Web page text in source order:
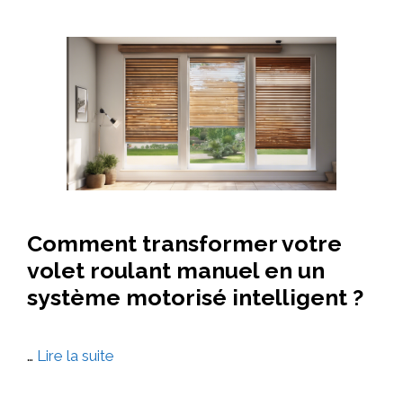
indiquent
qu’il
faut
refaire
sa
toiture
Comment transformer votre
volet roulant manuel en un
système motorisé intelligent ?
… Lire la suite